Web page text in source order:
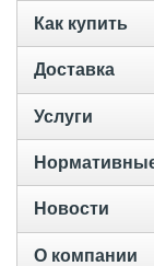
Как купить
Доставка
Услуги
Новости
О компании